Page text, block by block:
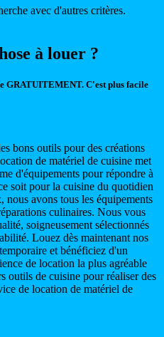
avec d'autres critères.
à louer ?
GRATUITEMENT. C'est plus facile
bons outils pour des créations
de matériel de cuisine met
d'équipements pour répondre à
soit pour la cuisine du quotidien
nous avons tous les équipements
culinaires. Nous vous
soigneusement sélectionnés
Louez dès maintenant nos
et bénéficiez d'un
de location la plus agréable
outils de cuisine pour réaliser des
de location de matériel de